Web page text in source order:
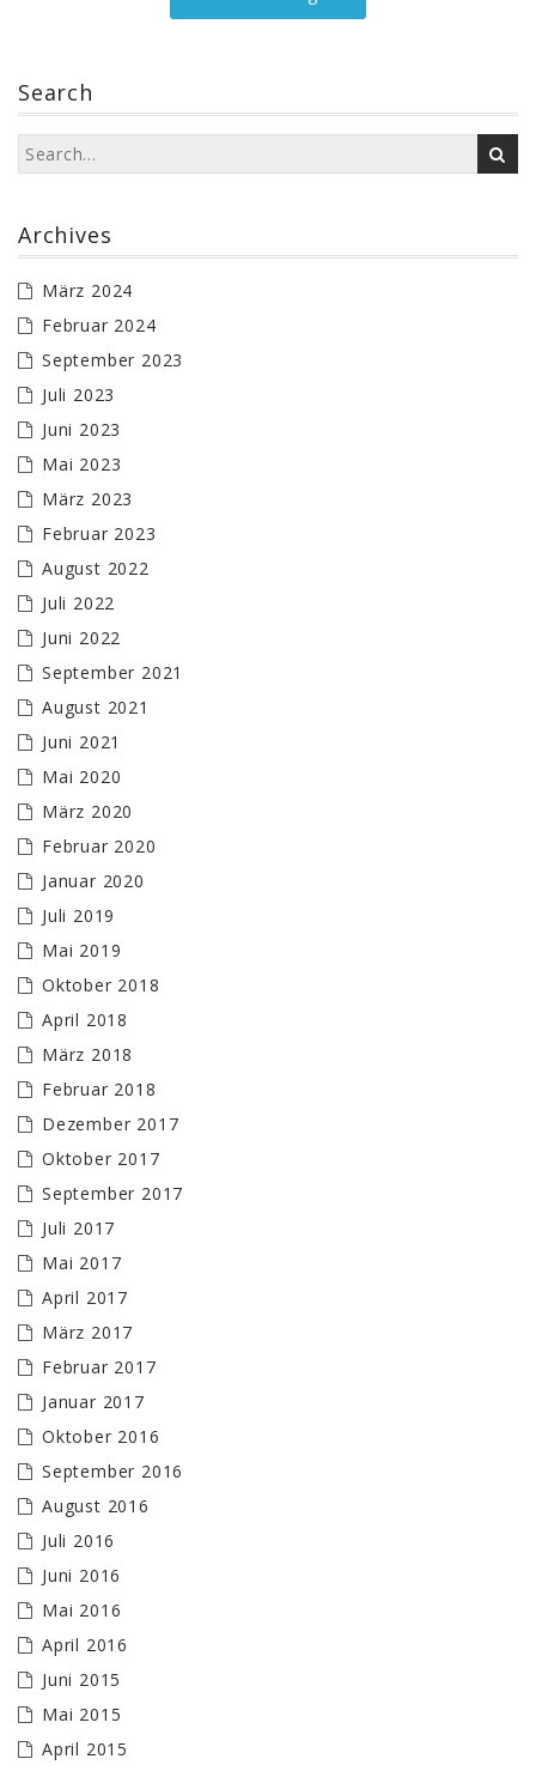
Search
Archives
März 2024
Februar 2024
September 2023
Juli 2023
Juni 2023
Mai 2023
März 2023
Februar 2023
August 2022
Juli 2022
Juni 2022
September 2021
August 2021
Juni 2021
Mai 2020
März 2020
Februar 2020
Januar 2020
Juli 2019
Mai 2019
Oktober 2018
April 2018
März 2018
Februar 2018
Dezember 2017
Oktober 2017
September 2017
Juli 2017
Mai 2017
April 2017
März 2017
Februar 2017
Januar 2017
Oktober 2016
September 2016
August 2016
Juli 2016
Juni 2016
Mai 2016
April 2016
Juni 2015
Mai 2015
April 2015